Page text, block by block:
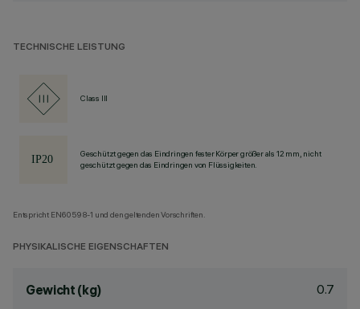
TECHNISCHE LEISTUNG
Class III
Geschützt gegen das Eindringen fester Körper größer als 12 mm, nicht
geschützt gegen das Eindringen von Flüssigkeiten.
Entspricht EN60598-1 und den geltenden Vorschriften.
PHYSIKALISCHE EIGENSCHAFTEN
Gewicht (kg) 0.7